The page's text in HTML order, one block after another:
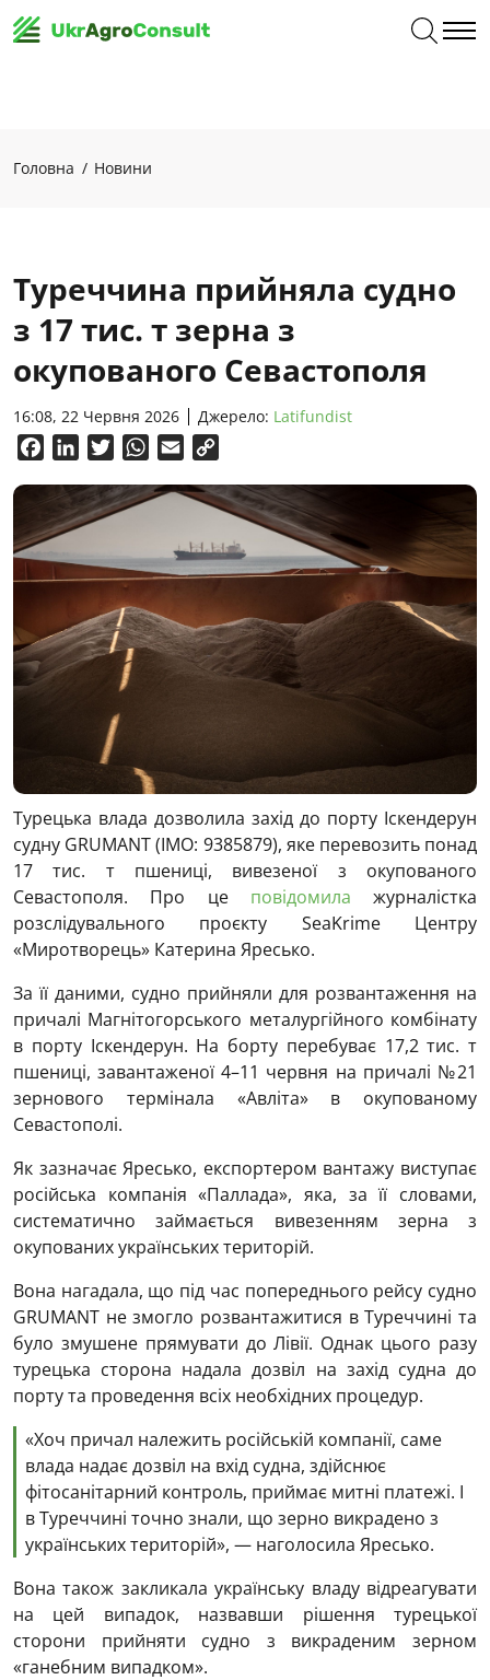
Головна Новини
Туреччина прийняла судно
з 17 тис. т зерна з
окупованого Севастополя
16:08, 22 Червня 2026 Джерело: Latifundist
FacebookLinkedInTwitterWhatsApp
Email
Турецька влада дозволила захід до порту Іскендерун
судну GRUMANT (IMO: 9385879), яке перевозить понад
17 тис. т пшениці, вивезеної з окупованого
Севастополя. Про це повідомила журналістка
розслідувального проєкту SeaKrime Центру
«Миротворець» Катерина Яресько.
За її даними, судно прийняли для розвантаження на
причалі Магнітогорського металургійного комбінату
в порту Іскендерун. На борту перебуває 17,2 тис. т
пшениці, завантаженої 4–11 червня на причалі №21
зернового термінала «Авліта» в окупованому
Севастополі.
Як зазначає Яресько, експортером вантажу виступає
російська компанія «Паллада», яка, за її словами,
систематично займається вивезенням зерна з
окупованих українських територій.
Вона нагадала, що під час попереднього рейсу судно
GRUMANT не змогло розвантажитися в Туреччині та
було змушене прямувати до Лівії. Однак цього разу
турецька сторона надала дозвіл на захід судна до
порту та проведення всіх необхідних процедур.
«Хоч причал належить російській компанії, саме
влада надає дозвіл на вхід судна, здійснює
фітосанітарний контроль, приймає митні платежі. І
в Туреччині точно знали, що зерно викрадено з
українських територій», — наголосила Яресько.
Вона також закликала українську владу відреагувати
на цей випадок, назвавши рішення турецької
сторони прийняти судно з викраденим зерном
«ганебним випадком».